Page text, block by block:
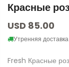
Красные
USD 85.00
Утренняя
Fresh Красные